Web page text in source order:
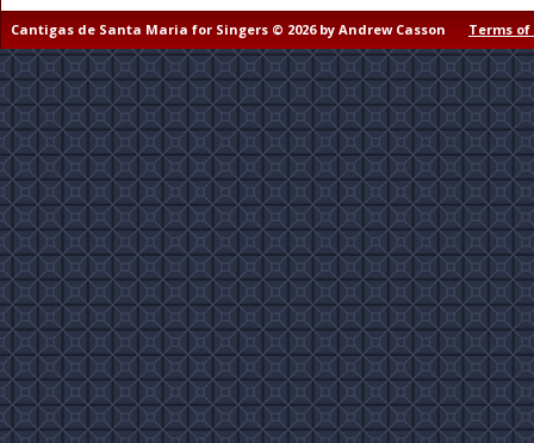
Cantigas de Santa Maria for Singers © 2026 by Andrew Casson Terms of